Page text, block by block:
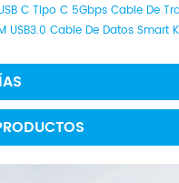
C Tipo C 5Gbps Cable De
USB3.0 Cable De Datos Smart